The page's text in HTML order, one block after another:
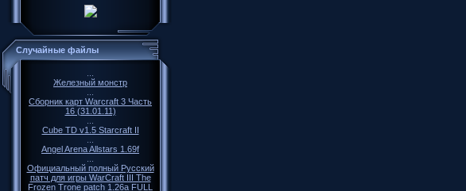
Случайные файлы
Железный монстр
Сборник карт Warcraft 3 Часть
16 (31.01.11)
Cube TD v1.5 Starcraft II
Angel Arena Allstars 1.69f
Официальный полный Русский
патч для игры WarCraft III The
Frozen Trone patch 1.26a FULL